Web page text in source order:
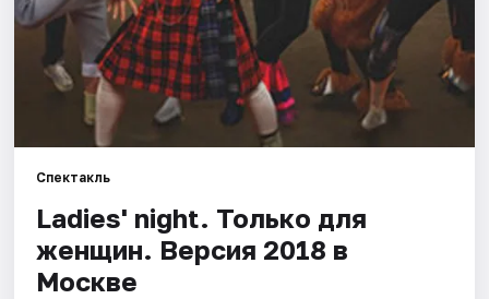
Города
Площадки
Артисты
Спектакль
Ladies' night. Только для
женщин. Версия 2018 в
Москве